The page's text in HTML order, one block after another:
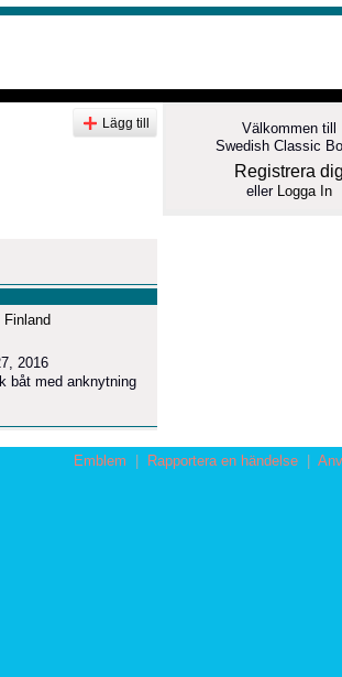
Lägg till
2016
båt med anknytning
Välkommen till
Swedish Classic
Registrera dig
eller Logga In
Emblem Rapportera en händelse